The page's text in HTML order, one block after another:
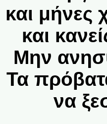
και μήνες
και
Μην
Τα
να